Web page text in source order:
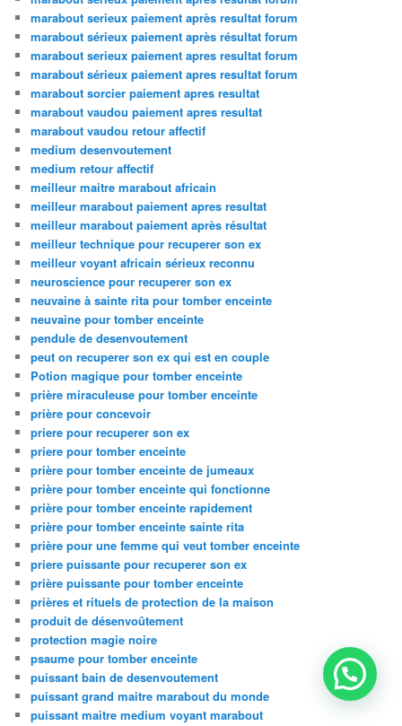
marabout serieux paiement après resultat forum
marabout sérieux paiement après résultat forum
marabout serieux paiement apres resultat forum
marabout sérieux paiement apres resultat forum
marabout sorcier paiement apres resultat
marabout vaudou paiement apres resultat
marabout vaudou retour affectif
medium desenvoutement
medium retour affectif
meilleur maitre marabout africain
meilleur marabout paiement apres resultat
meilleur marabout paiement après résultat
meilleur technique pour recuperer son ex
meilleur voyant africain sérieux reconnu
neuroscience pour recuperer son ex
neuvaine à sainte rita pour tomber enceinte
neuvaine pour tomber enceinte
pendule de desenvoutement
peut on recuperer son ex qui est en couple
Potion magique pour tomber enceinte
prière miraculeuse pour tomber enceinte
prière pour concevoir
priere pour recuperer son ex
priere pour tomber enceinte
prière pour tomber enceinte de jumeaux
prière pour tomber enceinte qui fonctionne
prière pour tomber enceinte rapidement
prière pour tomber enceinte sainte rita
prière pour une femme qui veut tomber enceinte
priere puissante pour recuperer son ex
prière puissante pour tomber enceinte
prières et rituels de protection de la maison
produit de désenvoûtement
protection magie noire
psaume pour tomber enceinte
puissant bain de desenvoutement
puissant grand maitre marabout du monde
puissant maitre medium voyant marabout